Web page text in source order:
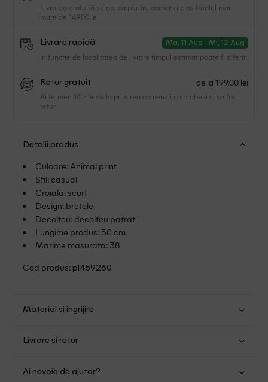
Livrarea gratuită se aplica pentru comenzile cu totalul mai
mare de 149.00 lei
Livrare rapidă Ma, 11 Aug - Mi, 12 Aug
In functie de localitatea de livrare timpul estimat poate fi diferit.
Retur gratuit de la 199.00 lei
Ai termen 14 zile de la primirea comenzii sa probezi si sa faci
retur.
Detalii produs
Culoare: Animal print
Stil: casual
Croiala: scurt
Design: bretele
Decolteu: decolteu patrat
Lungime produs: 50 cm
Marime masurata: 38
Cod produs: pl459260
Material si ingrijire
Nu folositi inalbitor
Nu uscati in uscator
Livrare si retur
mare de 149.00 lei.
Ai nevoie de ajutor?